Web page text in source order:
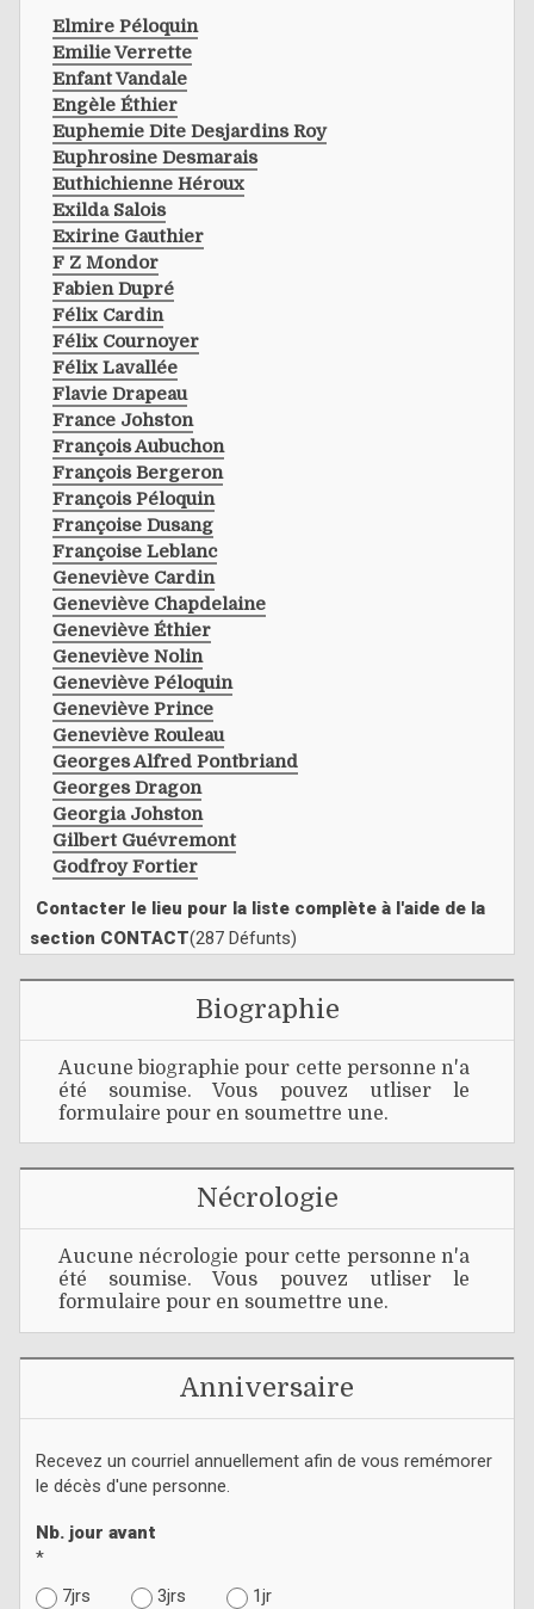
Elmire Péloquin
Emilie Verrette
Enfant Vandale
Engèle Éthier
Euphemie Dite Desjardins Roy
Euphrosine Desmarais
Euthichienne Héroux
Exilda Salois
Exirine Gauthier
F Z Mondor
Fabien Dupré
Félix Cardin
Félix Cournoyer
Félix Lavallée
Flavie Drapeau
France Johston
François Aubuchon
François Bergeron
François Péloquin
Françoise Dusang
Françoise Leblanc
Geneviève Cardin
Geneviève Chapdelaine
Geneviève Éthier
Geneviève Nolin
Geneviève Péloquin
Geneviève Prince
Geneviève Rouleau
Georges Alfred Pontbriand
Georges Dragon
Georgia Johston
Gilbert Guévremont
Godfroy Fortier
Contacter le lieu pour la liste complète à l'aide de la
section CONTACT(287 Défunts)
Biographie
Aucune biographie pour cette personne n'a
été soumise. Vous pouvez utliser le
formulaire pour en soumettre une.
Nécrologie
Aucune nécrologie pour cette personne n'a
été soumise. Vous pouvez utliser le
formulaire pour en soumettre une.
Anniversaire
Recevez un courriel annuellement afin de vous remémorer
le décès d'une personne.
Nb. jour avant
*
7jrs
3jrs 1jr